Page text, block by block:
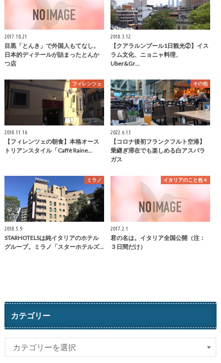
2017.10.21
目黒「とんき」で外国人もてなし。
日本的ディテールが詰まったとんか
つ店
2018.3.12
【クアラルンプール1日観光②】イス
ラム文化、ニョニャ料理、
Uber&Gr…
フィレンツェ
2018.11.16
【フィレンツェの朝食】本格オース
トリアンスタイル「Caffè Raine…
その他
2022.6.13
【コロナ後初フランクフルト空港】
乗継ぎ滞在でも楽しめる白アスパラ
ガス
ミラノ
2018.5.9
STARHOTELSは純イタリアのホテル
グループ。ミラノ「スターホテルズ…
イタリアのこと色々
2017.2.1
君の名は。イタリア全国公開（注：
３日間だけ）
カテゴリー